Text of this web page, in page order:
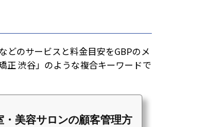
どのサービスと料金目安をGBPのメ
正 渋谷」のような複合キーワードで
・美容サロンの顧客管理方